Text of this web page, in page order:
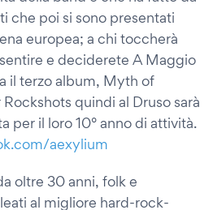
che poi si sono presentati
europea; a chi toccherà
e deciderete A Maggio
il terzo album, Myth of
quindi al Druso sarà
per il loro 10° anno di attività.
aexylium
oltre 30 anni, folk e
al migliore hard-rock-